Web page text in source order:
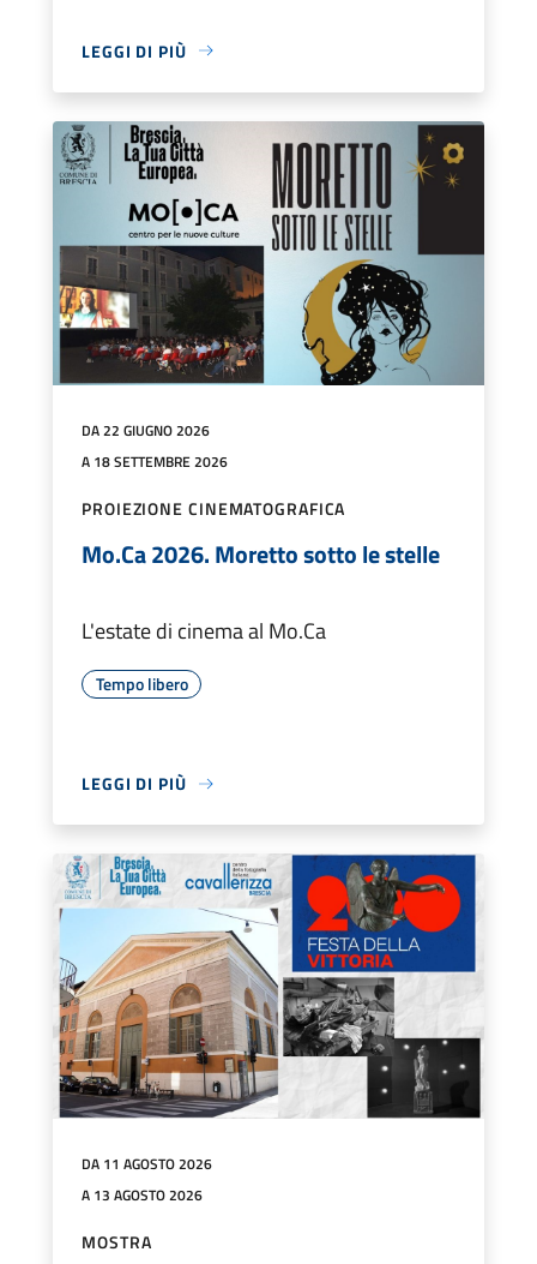
LEGGI DI PIÙ
DA 22 GIUGNO 2026
A 18 SETTEMBRE 2026
PROIEZIONE CINEMATOGRAFICA
Mo.Ca 2026. Moretto sotto le stelle
L'estate di cinema al Mo.Ca
Tempo libero
LEGGI DI PIÙ
DA 11 AGOSTO 2026
A 13 AGOSTO 2026
MOSTRA